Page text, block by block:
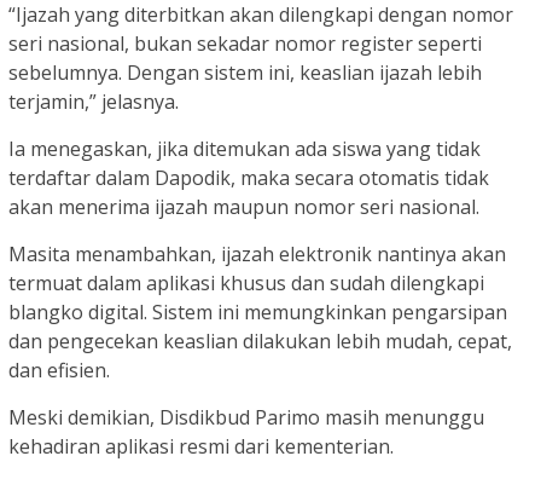
“Ijazah yang diterbitkan akan dilengkapi dengan nomor
seri nasional, bukan sekadar nomor register seperti
sebelumnya. Dengan sistem ini, keaslian ijazah lebih
terjamin,” jelasnya.
Ia menegaskan, jika ditemukan ada siswa yang tidak
terdaftar dalam Dapodik, maka secara otomatis tidak
akan menerima ijazah maupun nomor seri nasional.
Masita menambahkan, ijazah elektronik nantinya akan
termuat dalam aplikasi khusus dan sudah dilengkapi
blangko digital. Sistem ini memungkinkan pengarsipan
dan pengecekan keaslian dilakukan lebih mudah, cepat,
dan efisien.
Meski demikian, Disdikbud Parimo masih menunggu
kehadiran aplikasi resmi dari kementerian.